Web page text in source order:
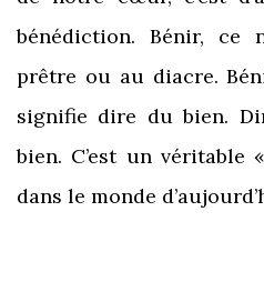
bénédiction. Bénir, ce
prêtre ou au diacre.
signifie dire du bien.
bien. C’est un
dans le monde